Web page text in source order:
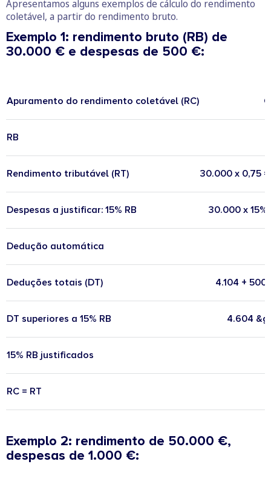
Apresentamos alguns exemplos de cálculo do rendimento
coletável, a partir do rendimento bruto.
Exemplo 1: rendimento bruto (RB) de
30.000 € e despesas de 500 €:
Apuramento do rendimento coletável (RC)
RB
Rendimento tributável (RT) 30.000 x 0,75
Despesas a justificar: 15% RB 30.000 x 15%
Dedução automática
Deduções totais (DT) 4.104 + 500
DT superiores a 15% RB 4.604
15% RB justificados
RC = RT
Exemplo 2: rendimento de 50.000 €,
despesas de 1.000 €: